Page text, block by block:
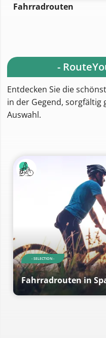
Fahrradrouten
-
Entdecken Sie die
in der Gegend, sorgfältig
Auswahl.
- SELECTION -
Fahrradrouten in